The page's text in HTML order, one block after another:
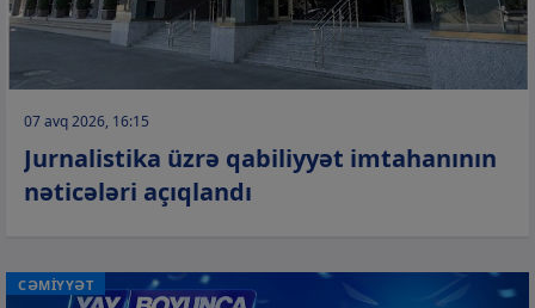
07 avq 2026, 16:15
Jurnalistika üzrə qabiliyyət imtahanının
nəticələri açıqlandı
CƏMİYYƏT